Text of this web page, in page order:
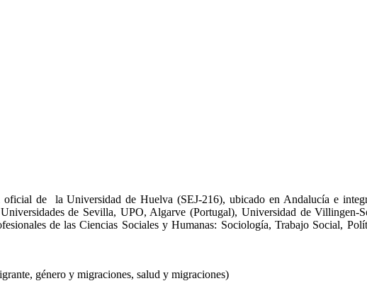
de la Universidad de Huelva (SEJ-216), ubicado en Andalucía e
de Sevilla, UPO, Algarve (Portugal), Universidad de Villingen-
de las Ciencias Sociales y Humanas: Sociología, Trabajo Social,
género y migraciones, salud y migraciones)